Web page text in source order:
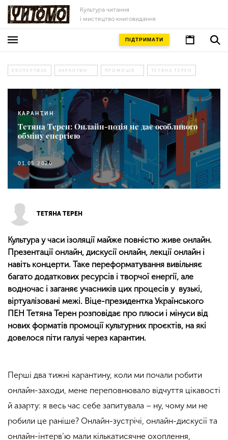
Культура читання
і мистецтво книговидання
ПІДТРИМАТИ
ЕКСПЕРТИЗА КАРАНТИН ПРОМОЦІЯ ТЕТЯНА ТЕРЕН
КАРАНТИН
Тетяна Терен: Онлайн-подія не дає особливого
обміну енергією
01.05.2020
ТЕТЯНА ТЕРЕН
Культура у часи ізоляції майже повністю живе онлайн.
Презентації онлайн, дискусії онлайн, лекції онлайн і
навіть концерти. Таке переформатування вивільняє
багато додаткових ресурсів і творчої енергії, але
водночас і заганяє учасників цих процесів у вузькі,
віртуалізовані межі. Віце-президентка Українського
ПЕН Тетяна Терен розповідає про плюси і мінуси від
нових форматів промоції культурних проєктів, на які
довелося піти галузі через карантин.
Перші два тижні карантину, коли ми почали робити
онлайн-заходи, мене переповнювало відчуття цікавості
й азарту: я весь час себе запитувала – ну, чому ми не
робили це раніше? Онлайн-зустрічі, онлайн-дискусії та
онлайн-інтерв’ю мали кількатисячне охоплення,